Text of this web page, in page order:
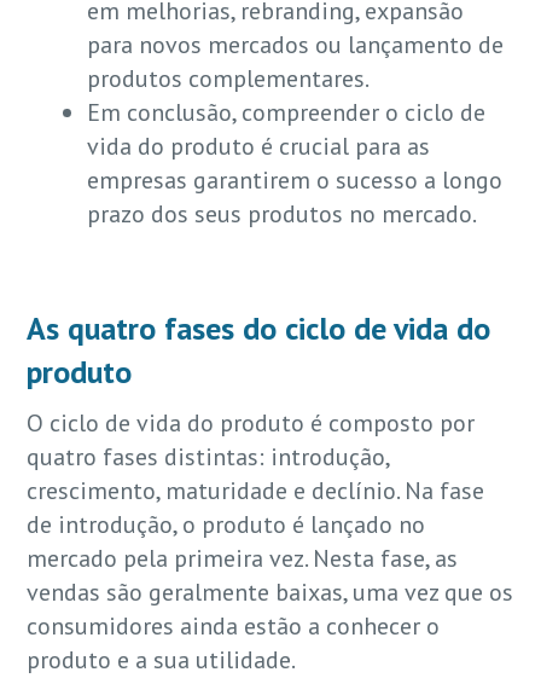
em melhorias, rebranding, expansão
para novos mercados ou lançamento de
produtos complementares.
Em conclusão, compreender o ciclo de
vida do produto é crucial para as
empresas garantirem o sucesso a longo
prazo dos seus produtos no mercado.
As quatro fases do ciclo de vida do
produto
O ciclo de vida do produto é composto por
quatro fases distintas: introdução,
crescimento, maturidade e declínio. Na fase
de introdução, o produto é lançado no
mercado pela primeira vez. Nesta fase, as
vendas são geralmente baixas, uma vez que os
consumidores ainda estão a conhecer o
produto e a sua utilidade.